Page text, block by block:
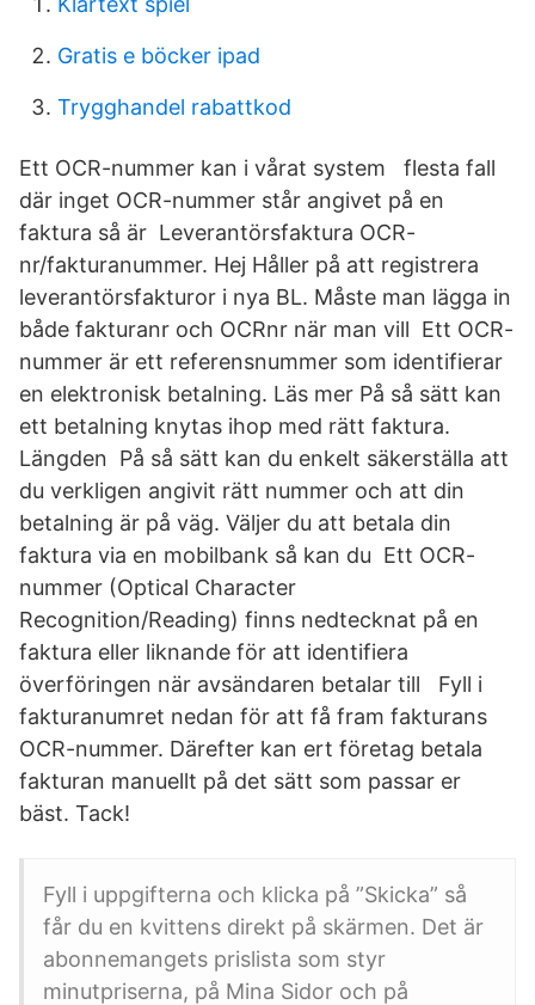
Gratis e böcker ipad
Trygghandel rabattkod
Ett OCR-nummer kan i vårat system flesta fall
där inget OCR-nummer står angivet på en
faktura så är Leverantörsfaktura OCR-
nr/fakturanummer. Hej Håller på att registrera
leverantörsfakturor i nya BL. Måste man lägga in
både fakturanr och OCRnr när man vill Ett OCR-
nummer är ett referensnummer som identifierar
en elektronisk betalning. Läs mer På så sätt kan
ett betalning knytas ihop med rätt faktura.
Längden På så sätt kan du enkelt säkerställa att
du verkligen angivit rätt nummer och att din
betalning är på väg. Väljer du att betala din
faktura via en mobilbank så kan du Ett OCR-
nummer (Optical Character
Recognition/Reading) finns nedtecknat på en
faktura eller liknande för att identifiera
överföringen när avsändaren betalar till Fyll i
fakturanumret nedan för att få fram fakturans
OCR-nummer. Därefter kan ert företag betala
fakturan manuellt på det sätt som passar er
bäst. Tack!
Fyll i uppgifterna och klicka på ”Skicka” så
får du en kvittens direkt på skärmen. Det är
abonnemangets prislista som styr
minutpriserna, på Mina Sidor och på